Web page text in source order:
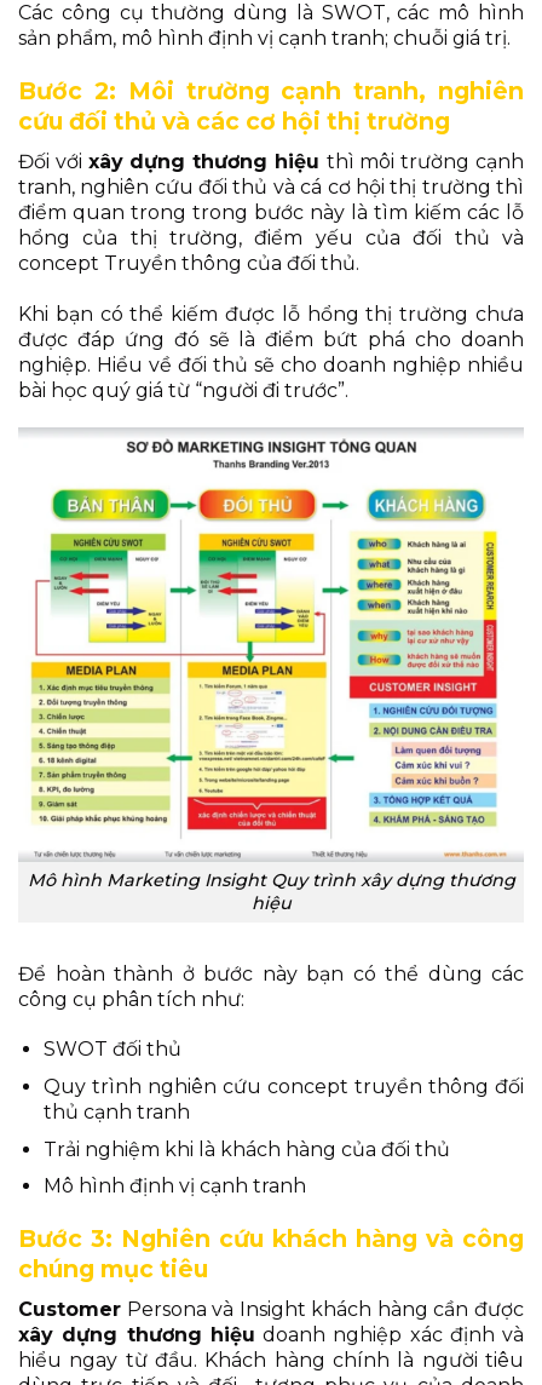
Các công cụ thường dùng là SWOT, các mô hình
sản phẩm, mô hình định vị cạnh tranh; chuỗi giá trị.
Bước 2: Môi trường cạnh tranh, nghiên
cứu đối thủ và các cơ hội thị trường
Đối với xây dựng thương hiệu thì môi trường cạnh
tranh, nghiên cứu đối thủ và cá cơ hội thị trường thì
điểm quan trong trong bước này là tìm kiếm các lỗ
hổng của thị trường, điểm yếu của đối thủ và
concept Truyền thông của đối thủ.
Khi bạn có thể kiếm được lỗ hổng thị trường chưa
được đáp ứng đó sẽ là điểm bứt phá cho doanh
nghiệp. Hiểu về đối thủ sẽ cho doanh nghiệp nhiều
bài học quý giá từ “người đi trước”.
Mô hình Marketing Insight Quy trình xây dựng thương
hiệu
Để hoàn thành ở bước này bạn có thể dùng các
công cụ phân tích như:
SWOT đối thủ
Quy trình nghiên cứu concept truyền thông đối
thủ cạnh tranh
Trải nghiệm khi là khách hàng của đối thủ
Mô hình định vị cạnh tranh
Bước 3: Nghiên cứu khách hàng và công
chúng mục tiêu
Customer Persona và Insight khách hàng cần được
xây dựng thương hiệu doanh nghiệp xác định và
hiểu ngay từ đầu. Khách hàng chính là người tiêu